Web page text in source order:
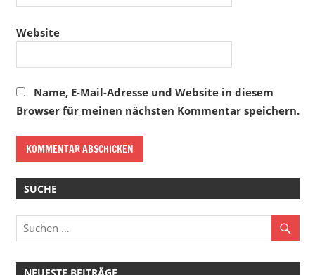
Website
Name, E-Mail-Adresse und Website in diesem
Browser für meinen nächsten Kommentar speichern.
SUCHE